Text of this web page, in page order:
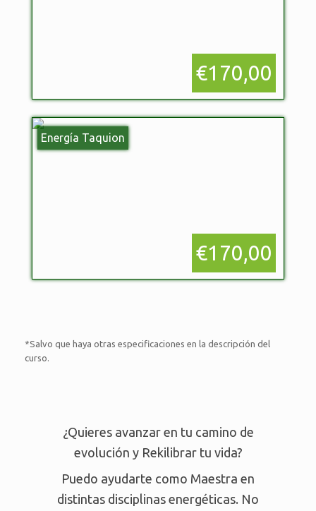
€170,00
Energía Taquion
€170,00
*Salvo que haya otras especificaciones en la descripción del
curso.
¿Quieres avanzar en tu camino de
evolución y Rekilibrar tu vida?
Puedo ayudarte como Maestra en
distintas disciplinas energéticas. No